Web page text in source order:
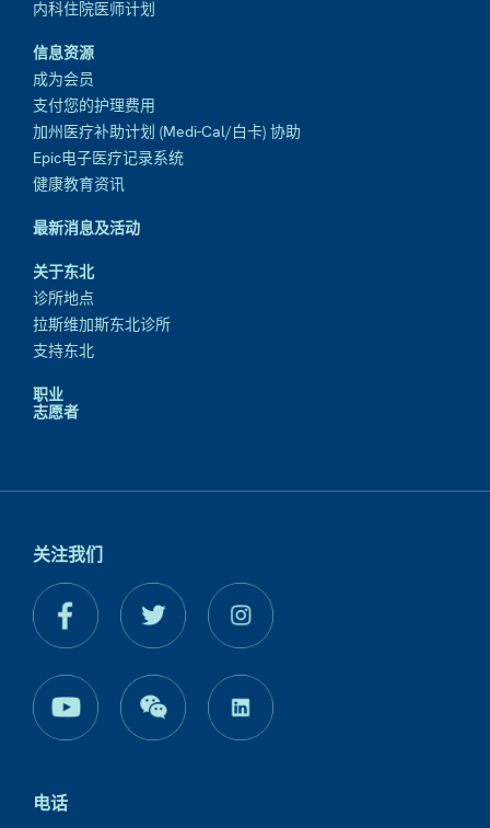
内科住院医师计划
信息资源
成为会员
支付您的护理费用
加州医疗补助计划 (Medi-Cal/白卡) 协助
Epic电子医疗记录系统
健康教育资讯
最新消息及活动
关于东北
诊所地点
拉斯维加斯东北诊所
支持东北
职业
志愿者
关注我们
电话